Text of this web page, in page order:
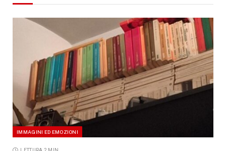
IMMAGINI ED EMOZIONI